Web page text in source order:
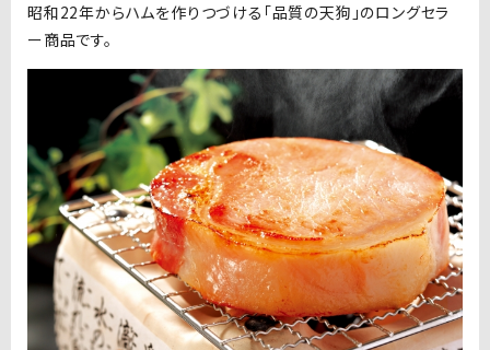
昭和22年からハムを作りつづける「品質の天狗」のロングセラ
ー商品です。